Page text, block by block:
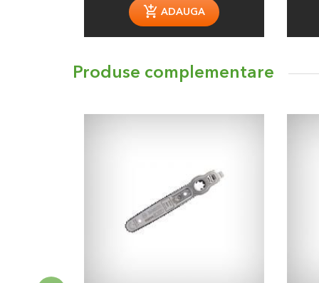
ADAUGA
Produse complementare